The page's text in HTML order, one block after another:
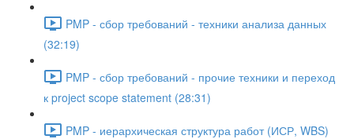
PMP - сбор требований - техники анализа данных
(32:19)
PMP - сбор требований - прочие техники и переход
к project scope statement (28:31)
PMP - иерархическая структура работ (ИСР, WBS)